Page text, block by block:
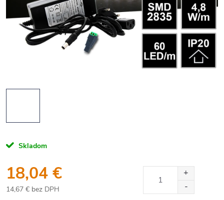
Skladom
18,04 €
14,67 € bez DPH